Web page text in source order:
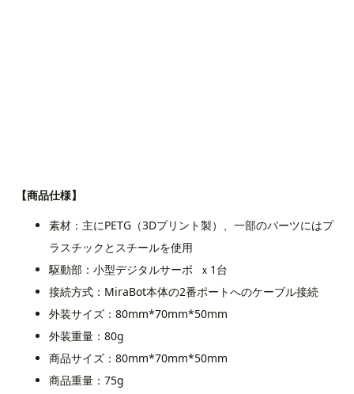
【商品仕様】
素材：主にPETG（3Dプリント製）、一部のパーツにはプ
ラスチックとスチールを使用
駆動部：小型デジタルサーボ ｘ1台
接続方式：MiraBot本体の2番ポートへのケーブル接続
外装サイズ：80mm*70mm*50mm
外装重量：80g
商品サイズ：80mm*70mm*50mm
商品重量：75g